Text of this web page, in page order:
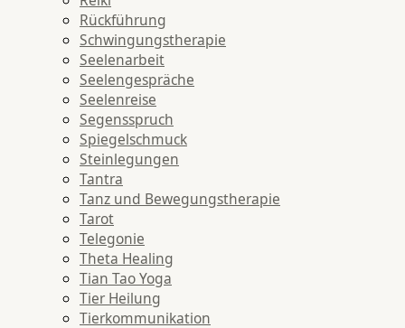
Rückführung
Schwingungstherapie
Seelenarbeit
Seelengespräche
Seelenreise
Segensspruch
Spiegelschmuck
Steinlegungen
Tantra
Tanz und Bewegungstherapie
Tarot
Telegonie
Theta Healing
Tian Tao Yoga
Tier Heilung
Tierkommunikation